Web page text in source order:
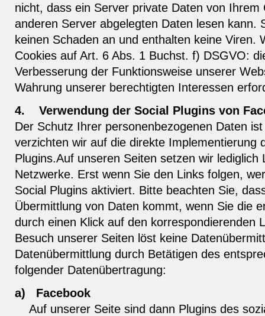
nicht, dass ein Server private Daten von
anderen Server abgelegten Daten lesen kann.
keinen Schaden an und enthalten keine Viren.
Cookies auf Art. 6 Abs. 1 Buchst. f) DSGVO:
Verbesserung der Funktionsweise unserer
Wahrung unserer berechtigten Interessen
4. Verwendung der Social Plugins von
Der Schutz Ihrer personenbezogenen Daten
verzichten wir auf die direkte Implementierung
Plugins.Auf unseren Seiten setzen wir lediglich
Netzwerke. Erst wenn Sie den Links folgen,
Social Plugins aktiviert. Bitte beachten Sie,
Übermittlung von Daten kommt, wenn Sie die
durch einen Klick auf den korrespondierenden
Besuch unserer Seiten löst keine
Datenübermittlung durch Betätigen des
folgender Datenübertragung:
a) Facebook
Auf unserer Seite sind dann Plugins des